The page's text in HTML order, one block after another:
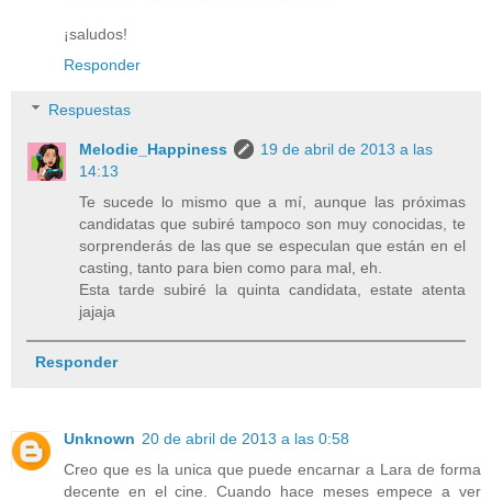
¡saludos!
Responder
Respuestas
Melodie_Happiness
19 de abril de 2013 a las
14:13
Te sucede lo mismo que a mí, aunque las próximas
candidatas que subiré tampoco son muy conocidas, te
sorprenderás de las que se especulan que están en el
casting, tanto para bien como para mal, eh.
Esta tarde subiré la quinta candidata, estate atenta
jajaja
Responder
Unknown 20 de abril de 2013 a las 0:58
Creo que es la unica que puede encarnar a Lara de forma
decente en el cine. Cuando hace meses empece a ver